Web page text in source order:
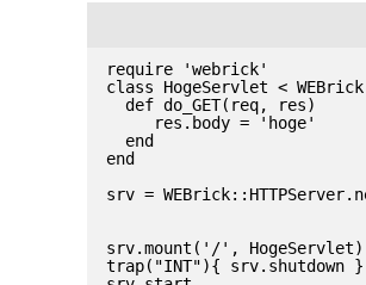
require 'webrick'
class HogeServlet <
  def do_GET(req, res)
     res.body = 'hoge'
  end
end
srv =
srv.mount('/', HogeServlet)
trap("INT"){ srv.shutdown }